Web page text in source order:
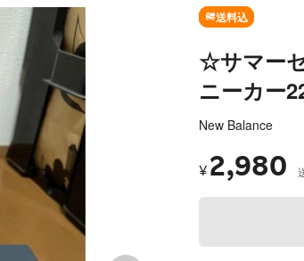
送料込
☆サマー
ニーカー
New Balance
¥ 2,980